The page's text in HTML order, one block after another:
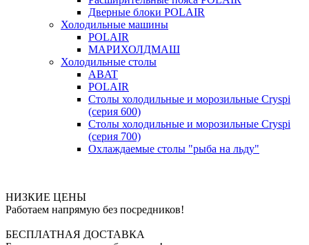
Дверные блоки POLAIR
Холодильные машины
POLAIR
МАРИХОЛДМАШ
Холодильные столы
ABAT
POLAIR
Столы холодильные и морозильные Cryspi
(серия 600)
Столы холодильные и морозильные Cryspi
(серия 700)
Охлаждаемые столы "рыба на льду"
НИЗКИЕ ЦЕНЫ
Работаем напрямую без посредников!
БЕСПЛАТНАЯ ДОСТАВКА